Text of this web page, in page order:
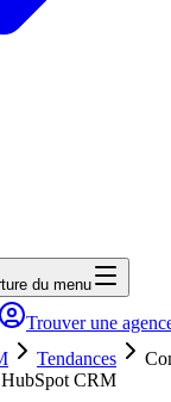
du menu
Trouver une
Tendances
CRM